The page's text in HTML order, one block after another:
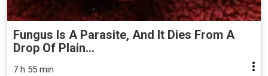
Fungus Is A Parasite, And It Dies From A
Drop Of Plain...
7 h 55 min